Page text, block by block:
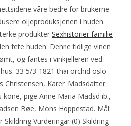
våre bedre for brukerne
oljeproduksjonen i huden
produkterSexhistorier familie
fete huden. Denne tidlige vinen
og fantes i vinkjelleren ved
33 5/3-1821 thai orchid oslo
Christensen, Karen Madsdatter
kone, pige Anne Maria Madsd ib.,
Bøe, Mons Hoppestad. Mål:
Skildring Vurderingar (0) Skildring